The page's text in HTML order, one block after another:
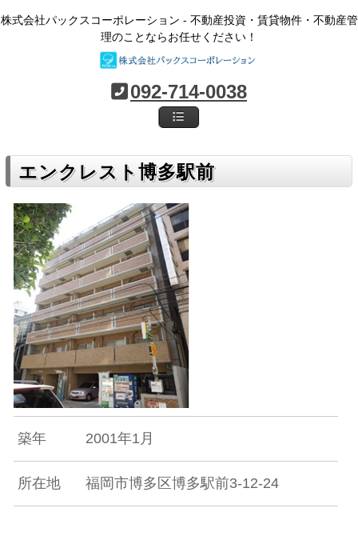
株式会社パックスコーポレーション - 不動産投資・賃貸物件・不動産管
理のことならお任せください！
092-714-0038
エンクレスト博多駅前
築年 2001年1月
所在地 福岡市博多区博多駅前3-12-24